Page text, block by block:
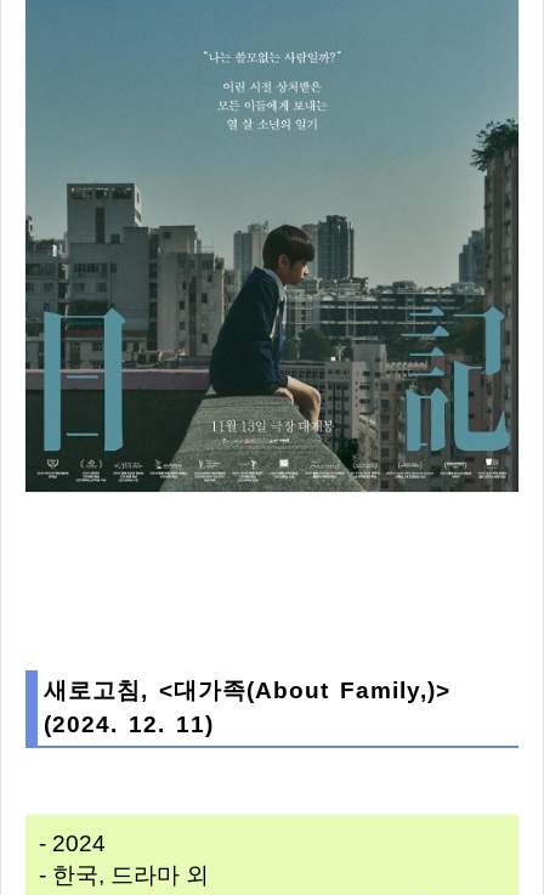
새로고침, <대가족(About Family,)>
(2024. 12. 11)
- 2024
- 한국, 드라마 외